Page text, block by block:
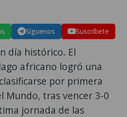
Síguenos Suscríbete
día histórico. El
africano logró una
por primera
Mundo, tras vencer 3-0
jornada de las